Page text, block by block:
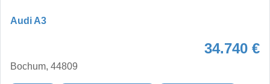
Audi A3
34.740 €
Bochum, 44809